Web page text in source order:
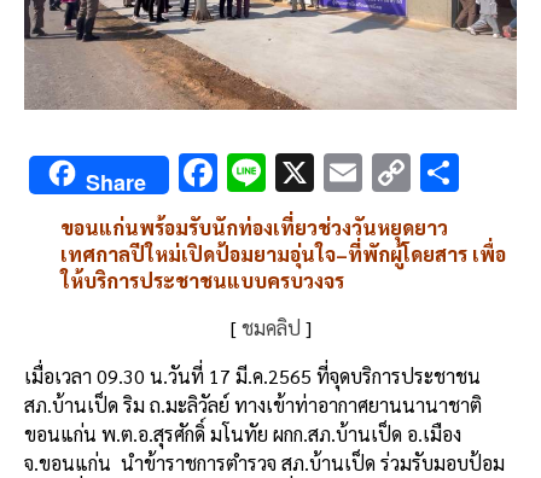
Share F
ac
e
b
o
o
k
Li
n
e
X E
m
ai
C
o
py
k
ar
ขอนแก่นพร้อมรับนักท่องเที่ยวช่วงวันหยุดยาว
เทศกาลปีใหม่เปิดป้อมยามอุ่นใจ–ที่พักผู้โดยสาร เพื่อ
ให้บริการประชาชนแบบครบวงจร
[ชมคลิป ]
เมื่อเวลา 09.30 น.วันที่ 17 มี.ค.2565 ที่จุดบริการประชาชน
สภ.บ้านเป็ด ริม ถ.มะลิวัลย์ ทางเข้าท่าอากาศยานนานาชาติ
ขอนแก่น พ.ต.อ.สุรศักดิ์มโนทัย ผกก.สภ.บ้านเป็ด อ.เมือง
จ.ขอนแก่น นำข้าราชการตำรวจ สภ.บ้านเป็ด ร่วมรับมอบป้อม